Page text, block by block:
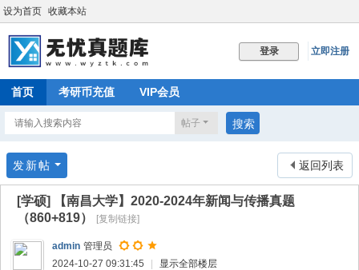
设为首页 收藏本站
登录 立即注册
首页 考研币充值 VIP会员
帖子 搜索
返回列表
发新帖
[学硕]
【南昌大学】2020-2024年新闻与传播真题
（860+819）
[复制链接]
admin 管理员
2024-10-27 09:31:45
显示全部楼层